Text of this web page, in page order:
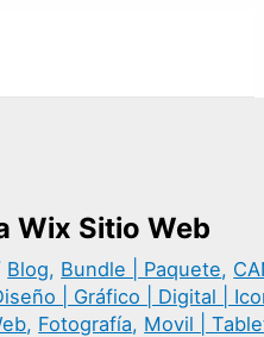
Wix Sitio Web
Blog, Bundle | Paquete,
| Gráfico | Digital |
, Fotografía, Movil |